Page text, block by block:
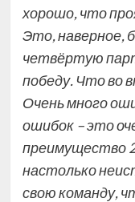
хорошо, что
Это, наверное,
четвёртую
победу. Что во
Очень много
ошибок – это
преимущество
настолько
свою команду,